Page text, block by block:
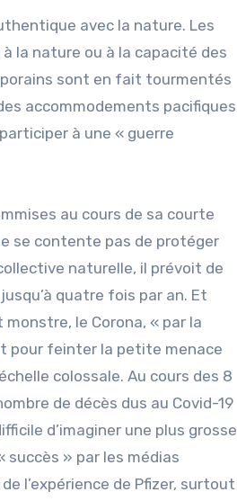
avec la nature. Les
la nature ou à la capacité des
sont en fait tourmentés
accommodements pacifiques
à une « guerre
au cours de sa courte
se contente pas de protéger
naturelle, il prévoit de
quatre fois par an. Et
le Corona, « par la
pour feinter la petite menace
colossale. Au cours des 8
de décès dus au Covid-19
d’imaginer une plus grosse
succès » par les médias
l’expérience de Pfizer, surtout